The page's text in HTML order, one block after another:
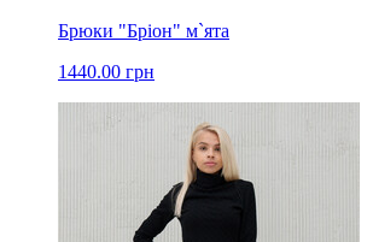
Брюки "Бріон" м`ята
1440.00 грн